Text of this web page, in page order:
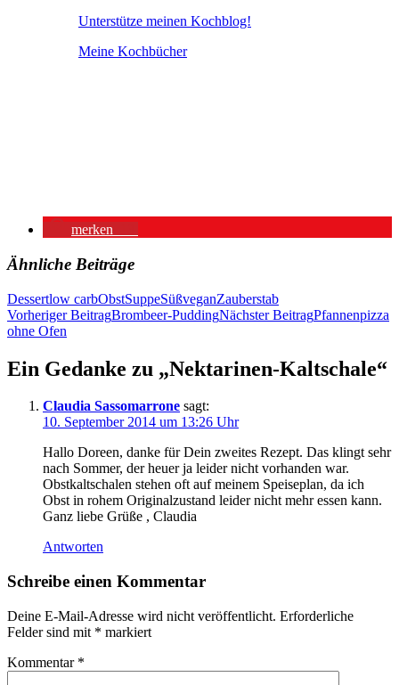
Unterstütze meinen Kochblog!
Meine Kochbücher
merken
Ähnliche Beiträge
Dessertlow carbObstSuppeSüßveganZauberstab
Beitragsnavigation
Vorheriger BeitragBrombeer-PuddingNächster BeitragPfannenpizza
ohne Ofen
Ein Gedanke zu „Nektarinen-Kaltschale“
Claudia Sassomarrone sagt:
10. September 2014 um 13:26 Uhr
Hallo Doreen, danke für Dein zweites Rezept. Das klingt sehr
nach Sommer, der heuer ja leider nicht vorhanden war.
Obstkaltschalen stehen oft auf meinem Speiseplan, da ich
Obst in rohem Originalzustand leider nicht mehr essen kann.
Ganz liebe Grüße , Claudia
Antworten
Schreibe einen Kommentar
Deine E-Mail-Adresse wird nicht veröffentlicht. Erforderliche
Felder sind mit * markiert
Kommentar *